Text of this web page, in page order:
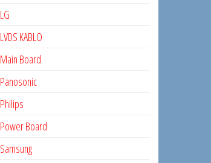
LG
LVDS KABLO
Main Board
Panosonic
Philips
Power Board
Samsung